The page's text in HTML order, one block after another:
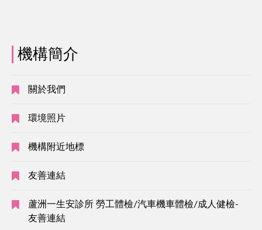
機構簡介
關於我們
環境照片
機構附近地標
友善連結
蘆洲一生安診所 勞工體檢/汽車機車體檢/成人健檢-
友善連結